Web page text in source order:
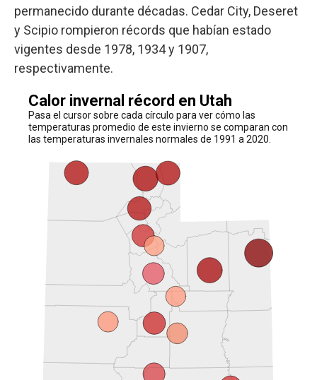
permanecido durante décadas. Cedar City, Deseret
y Scipio rompieron récords que habían estado
vigentes desde 1978, 1934 y 1907,
respectivamente.